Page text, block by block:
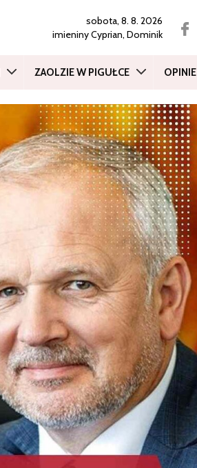
sobota, 8. 8. 2026
imieninyCyprian, Dominik
ZAOLZIE W PIGUŁCE OPINIE